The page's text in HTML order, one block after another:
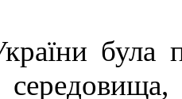
була